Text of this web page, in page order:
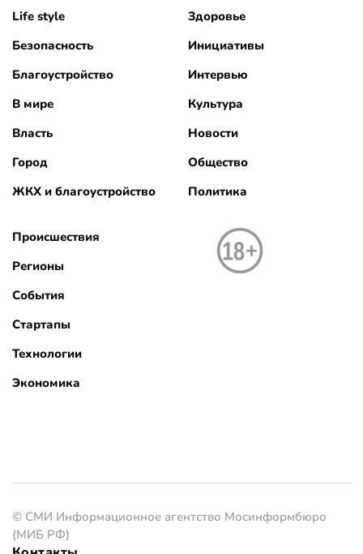
Life style
Безопасность
Благоустройство
В мире
Власть
Город
ЖКХ и благоустройство
Здоровье
Инициативы
Интервью
Культура
Новости
Общество
Политика
Происшествия
Регионы
События
Стартапы
Технологии
Экономика
© СМИ Информационное агентство Мосинформбюро
(МИБ РФ)